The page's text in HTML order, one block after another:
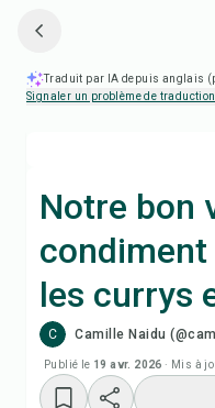
Traduit par IA depuis anglais
Signaler un problème de traduction
Notre bon
les currys
C Camille Naidu
Publié le 19 avr. 2026 · Mis à